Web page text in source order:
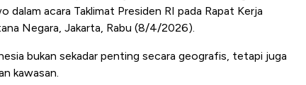
dalam acara Taklimat Presiden RI pada Rapat Kerja
Negara, Jakarta, Rabu (8/4/2026).
bukan sekadar penting secara geografis, tetapi juga
kawasan.